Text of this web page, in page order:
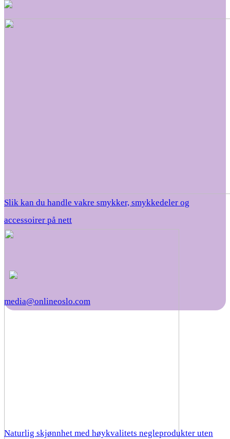
Slik kan du handle vakre smykker, smykkedeler og
accessoirer på nett
Naturlig skjønnhet med høykvalitets negleprodukter uten
media@onlineoslo.com